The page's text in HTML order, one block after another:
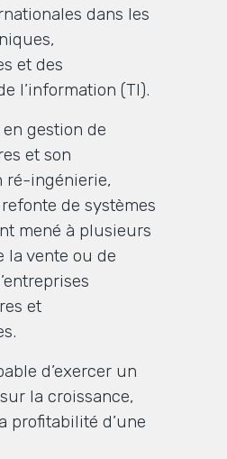
dans les
et des
l’information (TI).
gestion de
et son
ré-ingénierie,
de systèmes
mené à plusieurs
la vente ou de
et
d’exercer un
la croissance,
profitabilité d’une